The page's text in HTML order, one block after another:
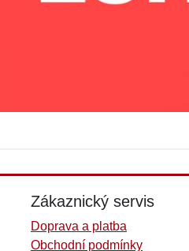
Zákaznický servis
Doprava a platba
Obchodní podmínky